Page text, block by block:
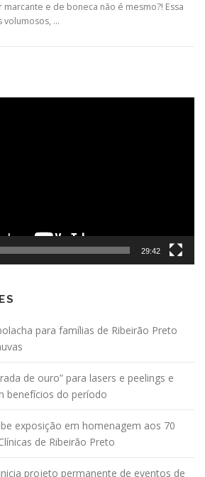
e de boneca não é mesmo?! Essa
volumosos, …
29:42
para famílias de Ribeirão Preto
de ouro” para lasers e peelings e
benefícios do período
exposição em homenagem aos 70
de Ribeirão Preto
projeto permanente de eventos de